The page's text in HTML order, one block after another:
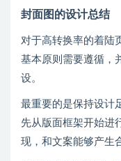
封面图的设计总结
对于高转换率的着陆
基本原则需要遵循，
设。
最重要的是保持设计
先从版面框架开始进
现，和文案能够产生